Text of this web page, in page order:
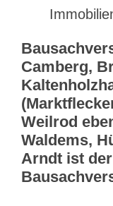
Camberg,
Weilrod
Waldems,
Arndt ist